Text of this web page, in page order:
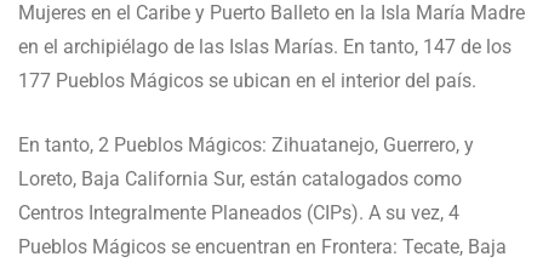
Mujeres en el Caribe y Puerto Balleto en la Isla María Madre
en el archipiélago de las Islas Marías. En tanto, 147 de los
177 Pueblos Mágicos se ubican en el interior del país.
En tanto, 2 Pueblos Mágicos: Zihuatanejo, Guerrero, y
Loreto, Baja California Sur, están catalogados como
Centros Integralmente Planeados (CIPs). A su vez, 4
Pueblos Mágicos se encuentran en Frontera: Tecate, Baja